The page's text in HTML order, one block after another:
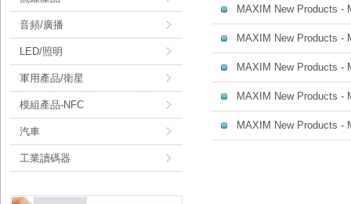
音頻/廣播
LED/照明
軍用產品/衛星
模組產品-NFC
汽車
工業讀碼器
MAXIM New Products -
MAXIM New Products -
MAXIM New Products -
MAXIM New Products -
MAXIM New Products -